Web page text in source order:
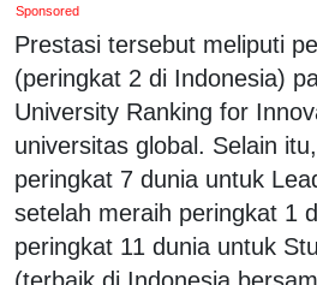
Sponsored
Prestasi tersebut meliputi
(peringkat 2 di Indonesia)
University Ranking for
universitas global. Selain
peringkat 7 dunia untuk
setelah meraih peringkat 1
peringkat 11 dunia untuk